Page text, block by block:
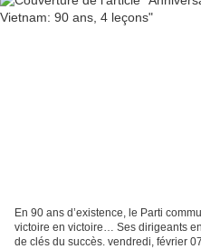
En 90 ans d’existence, le Parti
victoire en victoire… Ses dirigeants
de clés du succès. vendredi, février